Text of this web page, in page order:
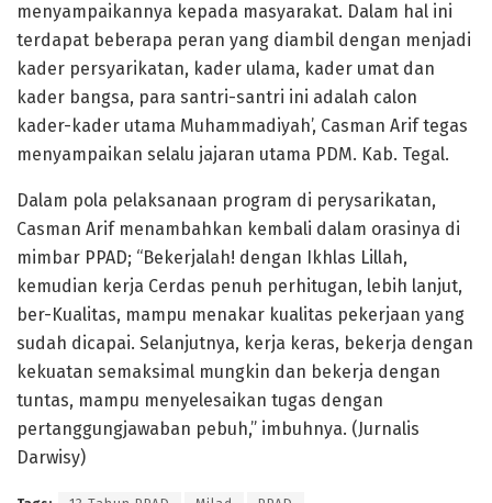
menyampaikannya kepada masyarakat. Dalam hal ini
terdapat beberapa peran yang diambil dengan menjadi
kader persyarikatan, kader ulama, kader umat dan
kader bangsa, para santri-santri ini adalah calon
kader-kader utama Muhammadiyah’, Casman Arif tegas
menyampaikan selalu jajaran utama PDM. Kab. Tegal.
Dalam pola pelaksanaan program di perysarikatan,
Casman Arif menambahkan kembali dalam orasinya di
mimbar PPAD; “Bekerjalah! dengan Ikhlas Lillah,
kemudian kerja Cerdas penuh perhitugan, lebih lanjut,
ber-Kualitas, mampu menakar kualitas pekerjaan yang
sudah dicapai. Selanjutnya, kerja keras, bekerja dengan
kekuatan semaksimal mungkin dan bekerja dengan
tuntas, mampu menyelesaikan tugas dengan
pertanggungjawaban pebuh,” imbuhnya. (Jurnalis
Darwisy)